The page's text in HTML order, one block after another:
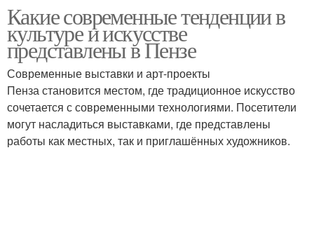
Какие современные тенденции в
культуре и искусстве
представлены в Пензе
Современные выставки и арт-проекты
Пенза становится местом, где традиционное искусство
сочетается с современными технологиями. Посетители
могут насладиться выставками, где представлены
работы как местных, так и приглашённых художников.